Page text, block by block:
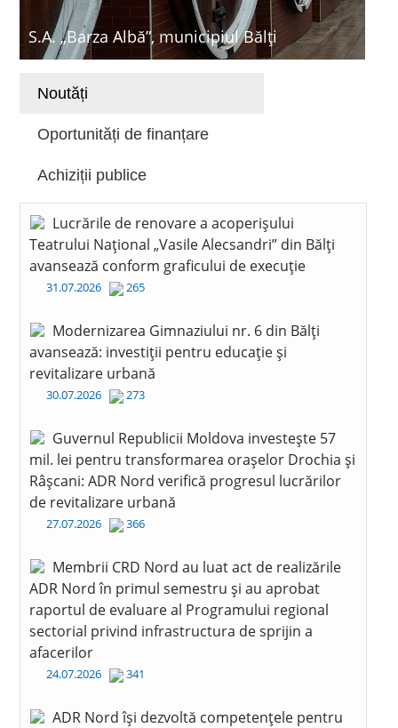
S.A. „Barza Albă”, municipiul Bălți
Noutăți
Oportunități de finanțare
Achiziții publice
Lucrările de renovare a acoperișului
Teatrului Național „Vasile Alecsandri” din Bălți
avansează conform graficului de execuție
31.07.2026 265
Modernizarea Gimnaziului nr. 6 din Bălți
avansează: investiții pentru educație și
revitalizare urbană
30.07.2026 273
Guvernul Republicii Moldova investește 57
mil. lei pentru transformarea orașelor Drochia și
Râșcani: ADR Nord verifică progresul lucrărilor
de revitalizare urbană
27.07.2026 366
Membrii CRD Nord au luat act de realizările
ADR Nord în primul semestru și au aprobat
raportul de evaluare al Programului regional
sectorial privind infrastructura de sprijin a
afacerilor
24.07.2026 341
ADR Nord își dezvoltă competențele pentru